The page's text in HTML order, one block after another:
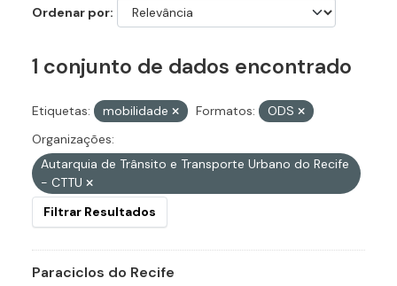
Ordenar por
1 conjunto de dados encontrado
Etiquetas: mobilidade Formatos:
ODS
Organizações:
Autarquia de Trânsito e Transporte Urbano do Recife
- CTTU
Filtrar Resultados
Paraciclos do Recife